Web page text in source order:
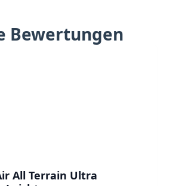
Bewertungen
All Terrain Ultra